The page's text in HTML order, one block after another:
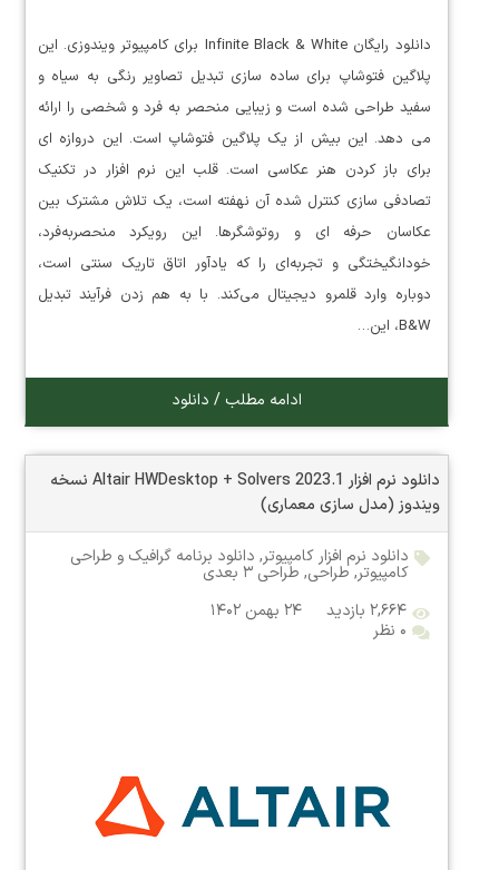
دانلود رایگان Infinite Black & White برای کامپیوتر ویندوزی. این
پلاگین فتوشاپ برای ساده سازی تبدیل تصاویر رنگی به سیاه و
سفید طراحی شده است و زیبایی منحصر به فرد و شخصی را ارائه
می دهد. این بیش از یک پلاگین فتوشاپ است. این دروازه ای
برای باز کردن هنر عکاسی است. قلب این نرم افزار در تکنیک
تصادفی سازی کنترل شده آن نهفته است، یک تلاش مشترک بین
عکاسان حرفه ای و روتوشگرها. این رویکرد منحصربه‌فرد،
خودانگیختگی و تجربه‌ای را که یادآور اتاق تاریک سنتی است،
دوباره وارد قلمرو دیجیتال می‌کند. با به هم زدن فرآیند تبدیل
B&W، این…
ادامه مطلب / دانلود
دانلود نرم افزار Altair HWDesktop + Solvers 2023.1 نسخه
ویندوز (مدل سازی معماری)
دانلود نرم افزار کامپیوتر, دانلود برنامه گرافیک و طراحی
کامپیوتر,طراحی, طراحی ۳ بعدی
۲,۶۶۴ بازدید
۲۴ بهمن ۱۴۰۲
۰ نظر